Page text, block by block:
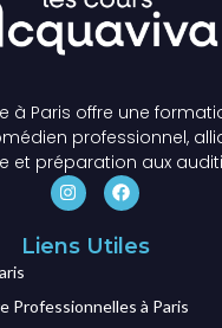
à Paris offre une
professionnel,
et préparation aux
Liens Utiles
Professionnelles à Paris